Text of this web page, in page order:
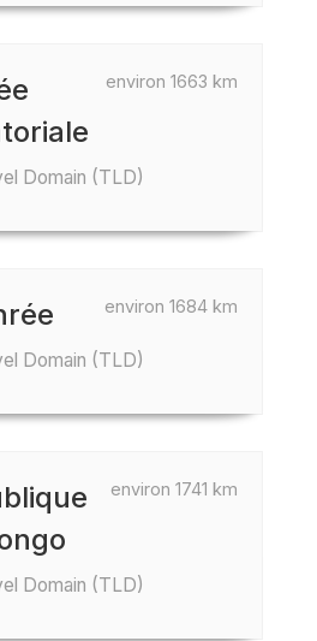
environ 1663 km
Domain (TLD)
environ 1684 km
Domain (TLD)
environ 1741 km
Domain (TLD)